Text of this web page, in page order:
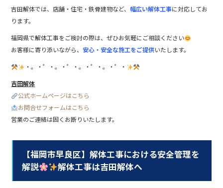
吉田解体では、店舗・住宅・鉄骨建物など、 幅広い解体工事に対応してお
ります。
福岡県で解体工事をご検討の際は、ぜひお気軽にご相談ください
お客様に寄り添いながら、 安心・安全な施工をご提供いたします。
・。・゜・。・゜・。・゜・。・゜・
吉田解体
公式ホームページはこちら
お問合せフォームはこちら
営業のご連絡は固くお断りいたします。
【福岡市早良区】解体工事における安全管理を
解説
解体工事は吉田解体へ